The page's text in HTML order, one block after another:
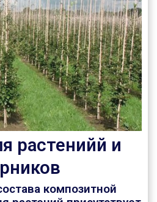
растенийй и
композитной